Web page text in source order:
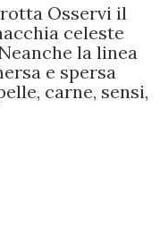
Osservi il
celeste
la linea
e spersa
carne, sensi,